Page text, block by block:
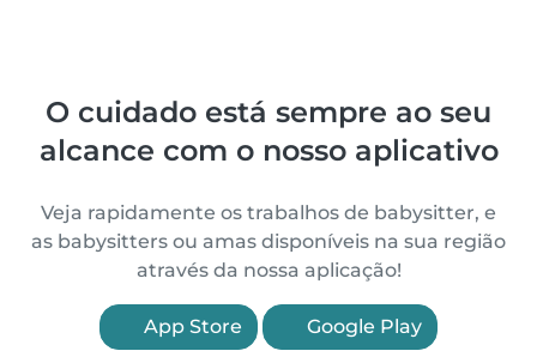
O cuidado está sempre ao seu
alcance com o nosso aplicativo
Veja rapidamente os trabalhos de babysitter, e
as babysitters ou amas disponíveis na sua região
através da nossa aplicação!
App Store Google Play